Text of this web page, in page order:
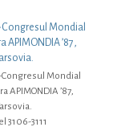
Mondial
APIMONDIA ’87,
Congresul Mondial
APIMONDIA ’87,
3106-3111